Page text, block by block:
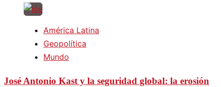
América Latina
Geopolítica
Mundo
José Antonio Kast y la seguridad global: la erosión